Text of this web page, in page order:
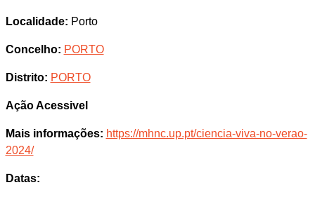
Localidade: Porto
Concelho: PORTO
Distrito: PORTO
Ação Acessivel
Mais informações: https://mhnc.up.pt/ciencia-viva-no-verao-
2024/
Datas: